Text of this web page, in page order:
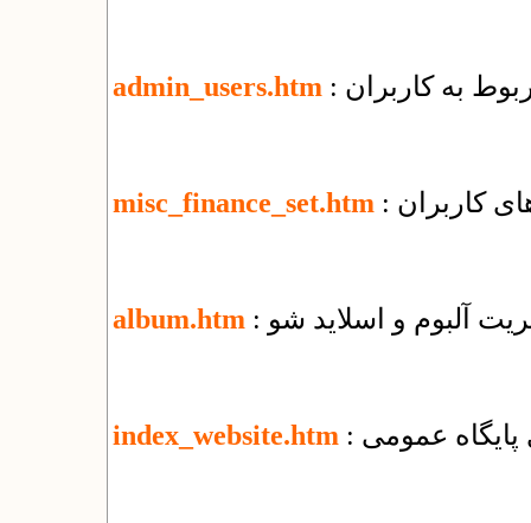
admin_users.htm به کاربران
misc_finance_set.htm کاربران
album.htm آلبوم و اسلاید شو
index_website.htm پایگاه عمومی